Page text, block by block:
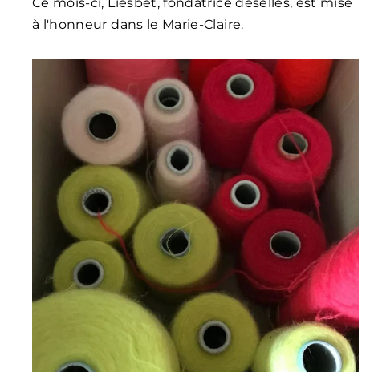
à l'honneur dans le Marie-Claire.